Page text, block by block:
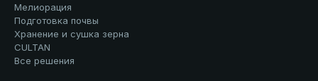
Мелиорация
Подготовка почвы
Хранение и сушка зерна
CULTAN
Все решения